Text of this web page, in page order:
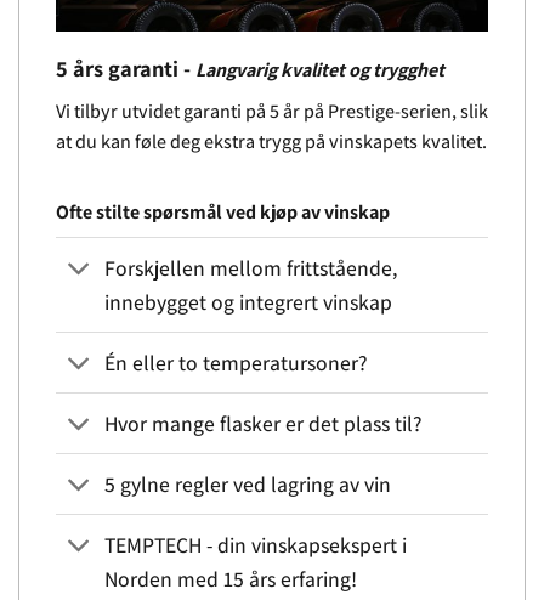
5 års garanti - Langvarig kvalitet og trygghet
Vi tilbyr utvidet garanti på 5 år på Prestige-serien, slik
at du kan føle deg ekstra trygg på vinskapets kvalitet.
Ofte stilte spørsmål ved kjøp av vinskap
Forskjellen mellom frittstående,
innebygget og integrert vinskap
Én eller to temperatursoner?
Hvor mange flasker er det plass til?
5 gylne regler ved lagring av vin
TEMPTECH - din vinskapsekspert i
Norden med 15 års erfaring!